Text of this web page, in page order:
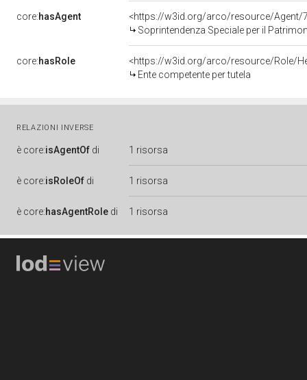
core:hasAgent
<https://w3id.org/arco/resource/Agent/
Soprintendenza Speciale per il Patrimonio Storico
core:hasRole
<https://w3id.org/arco/resource/Role/
Ente competente per tutela
RELAZIONI INVERSE
è core:isAgentOf di 1 risorsa
è core:isRoleOf di 1 risorsa
è core:hasAgentRole di 1 risorsa